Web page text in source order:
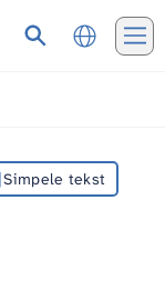
ZoekenVertalen
Simpele tekst